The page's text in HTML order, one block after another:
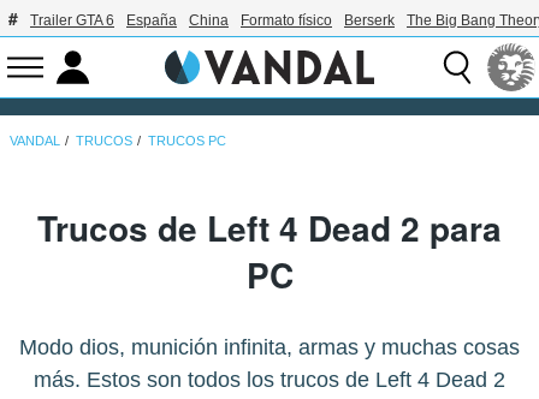
Trailer GTA 6 España China Formato físico Berserk The Big Bang
VANDAL TRUCOS TRUCOS PC
Trucos de Left 4 Dead 2 para
PC
Modo dios, munición infinita, armas y muchas cosas
más. Estos son todos los trucos de Left 4 Dead 2